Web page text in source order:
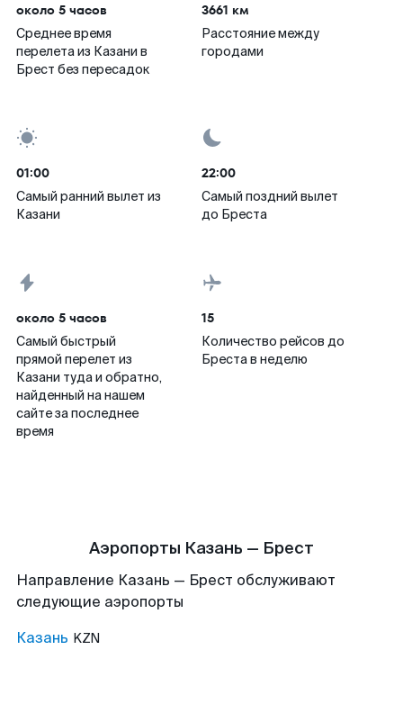
около 5 часов
Среднее время
перелета из Казани в
Брест без пересадок
3661 км
Расстояние между
городами
01:00
Самый ранний вылет из
Казани
22:00
Самый поздний вылет
до Бреста
около 5 часов
Самый быстрый
прямой перелет из
Казани туда и обратно,
найденный на нашем
сайте за последнее
время
15
Количество рейсов до
Бреста в неделю
Аэропорты Казань — Брест
Направление Казань — Брест обслуживают
следующие аэропорты
Казань KZN